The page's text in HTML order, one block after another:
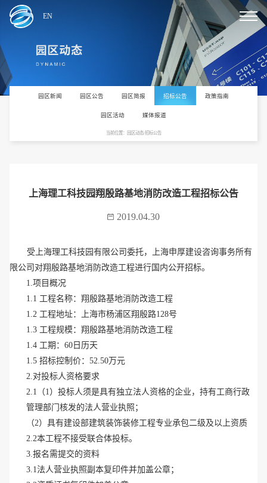
EN
园区新闻 园区公告 园区简报 招标公告 政策指南
园区活动 媒体报道
当前位置：园区动态/招标公告
上海理工科技园翔殷路基地消防改造工程招标公告
2019.04.30
受上海理工科技园有限公司委托，上海申厚建设咨询事务所有
限公司对翔殷路基地消防改造工程进行国内公开招标。
1.项目概况
1.1 工程名称：翔殷路基地消防改造工程
1.2 工程地址：上海市杨浦区翔殷路128号
1.3 工程规模：翔殷路基地消防改造工程
1.4 工期：60日历天
1.5 招标控制价：52.50万元
2.对投标人资格要求
2.1（1）投标人须是具有独立法人资格的企业，持有工商行政
管理部门核发的法人营业执照；
（2）具有建设部建筑装饰装修工程专业承包二级及以上资质
2.2本工程不接受联合体投标。
3.报名需提交的资料
3.1法人营业执照副本复印件并加盖公章；